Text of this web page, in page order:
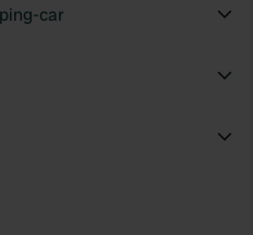
car